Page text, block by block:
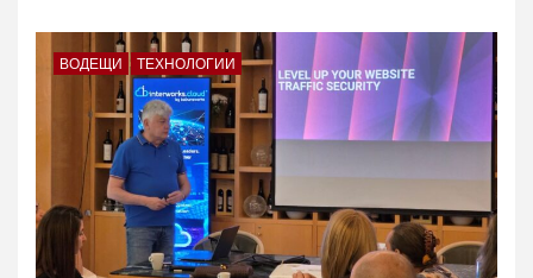
ВОДЕЩИ ТЕХНОЛОГИИ